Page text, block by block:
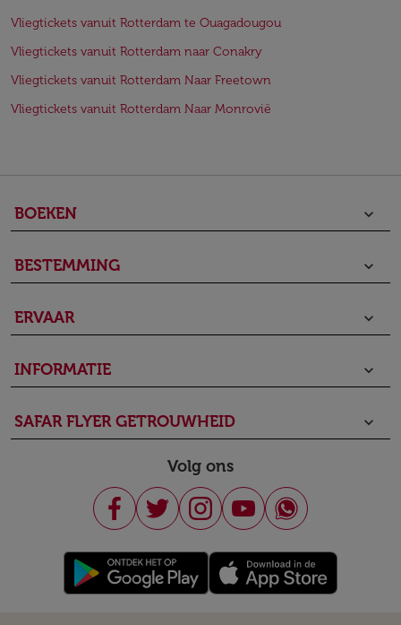
Vliegtickets vanuit Rotterdam te Ouagadougou
Vliegtickets vanuit Rotterdam naar Conakry
Vliegtickets vanuit Rotterdam Naar Freetown
Vliegtickets vanuit Rotterdam Naar Monrovië
BOEKEN keyboard_arrow_down
BESTEMMING keyboard_arrow_down
ERVAAR keyboard_arrow_down
INFORMATIE keyboard_arrow_down
SAFAR FLYER GETROUWHEID keyboard_arrow_down
Volg ons